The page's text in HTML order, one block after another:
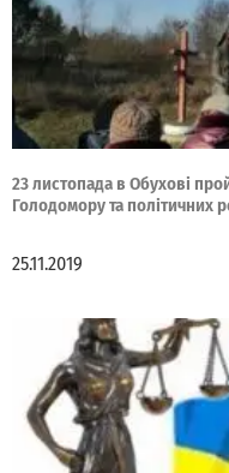
23 листопада в Обухові
Голодомору та політичних
25.11.2019